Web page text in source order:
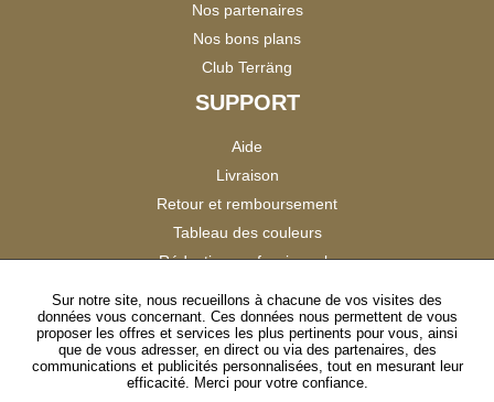
Nos partenaires
Nos bons plans
Club Terräng
SUPPORT
Aide
Livraison
Retour et remboursement
Tableau des couleurs
Réduction professionnels
Catalogues
Satisfaction Clients
SUIVEZ-NOUS
Sur notre site, nous recueillons à chacune de vos visites des
données vous concernant. Ces données nous permettent de vous
proposer les offres et services les plus pertinents pour vous, ainsi
que de vous adresser, en direct ou via des partenaires, des
communications et publicités personnalisées, tout en mesurant leur
efficacité. Merci pour votre confiance.